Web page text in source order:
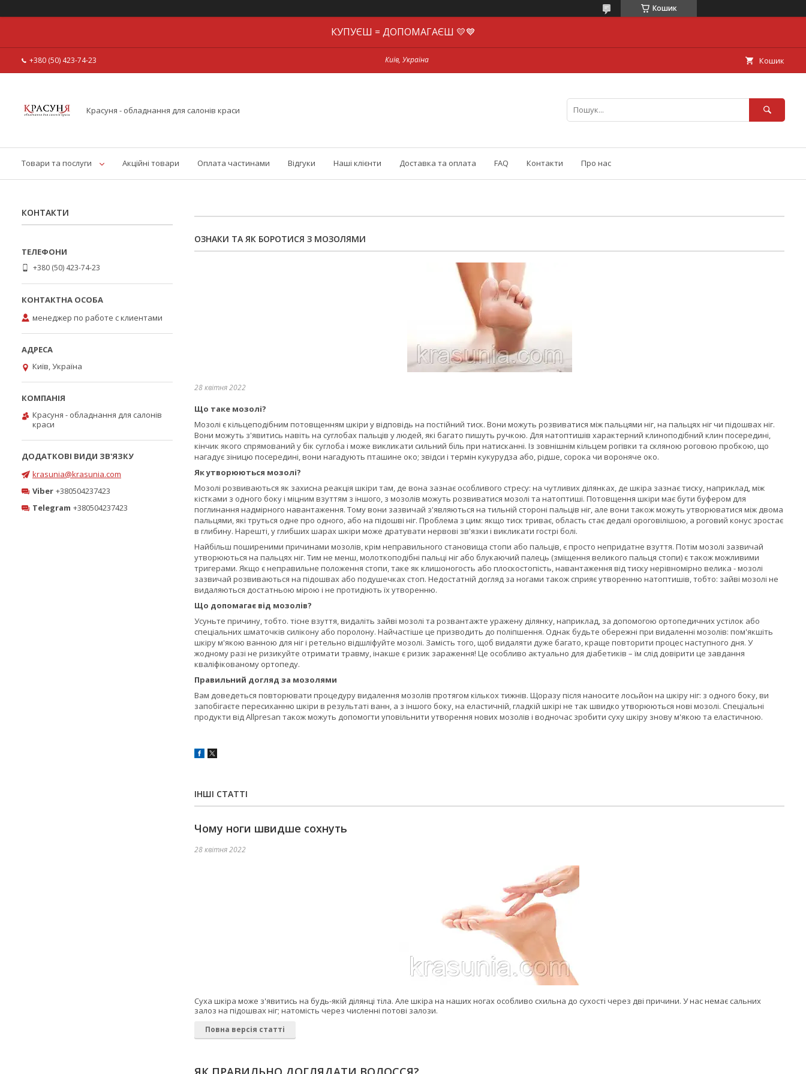
Кошик
КУПУЄШ = ДОПОМАГАЄШ 💛💙
+380 (50) 423-74-23 Київ, Україна Кошик
Красуня - обладнання для салонів краси
Товари та послуги Акційні товари Оплата частинами Відгуки Наші клієнти Доставка та оплата FAQ Контакти Про нас
ОЗНАКИ ТА ЯК БОРОТИСЯ З МОЗОЛЯМИ
28 квітня 2022
Що таке мозолі?
Мозолі є кільцеподібним потовщенням шкіри у відповідь на постійний тиск. Вони можуть розвиватися між пальцями ніг, на пальцях ніг чи підошвах ніг.
Вони можуть з'явитись навіть на суглобах пальців у людей, які багато пишуть ручкою. Для натоптишів характерний клиноподібний клин посередині,
кінчик якого спрямований у бік суглоба і може викликати сильний біль при натисканні. Із зовнішнім кільцем рогівки та скляною роговою пробкою, що
нагадує зіницю посередині, вони нагадують пташине око; звідси і термін кукурудза або, рідше, сорока чи вороняче око.
Як утворюються мозолі?
Мозолі розвиваються як захисна реакція шкіри там, де вона зазнає особливого стресу: на чутливих ділянках, де шкіра зазнає тиску, наприклад, між
кістками з одного боку і міцним взуттям з іншого, з мозолів можуть розвиватися мозолі та натоптиші. Потовщення шкіри має бути буфером для
поглинання надмірного навантаження. Тому вони зазвичай з'являються на тильній стороні пальців ніг, але вони також можуть утворюватися між двома
пальцями, які труться одне про одного, або на підошві ніг. Проблема з цим: якщо тиск триває, область стає дедалі ороговілішою, а роговий конус зростає
в глибину. Нарешті, у глибших шарах шкіри може дратувати нервові зв'язки і викликати гострі болі.
Найбільш поширеними причинами мозолів, крім неправильного становища стопи або пальців, є просто непридатне взуття. Потім мозолі зазвичай
утворюються на пальцях ніг. Тим не менш, молоткоподібні пальці ніг або блукаючий палець (зміщення великого пальця стопи) є також можливими
тригерами. Якщо є неправильне положення стопи, таке як клишоногость або плоскостопість, навантаження від тиску нерівномірно велика - мозолі
зазвичай розвиваються на підошвах або подушечках стоп. Недостатній догляд за ногами також сприяє утворенню натоптишів, тобто: зайві мозолі не
видаляються достатньою мірою і не протидіють їх утворенню.
Що допомагає від мозолів?
Усуньте причину, тобто. тісне взуття, видаліть зайві мозолі та розвантажте уражену ділянку, наприклад, за допомогою ортопедичних устілок або
спеціальних шматочків силікону або поролону. Найчастіше це призводить до поліпшення. Однак будьте обережні при видаленні мозолів: пом'якшіть
шкіру м'якою ванною для ніг і ретельно відшліфуйте мозолі. Замість того, щоб видаляти дуже багато, краще повторити процес наступного дня. У
жодному разі не ризикуйте отримати травму, інакше є ризик зараження! Це особливо актуально для діабетиків – їм слід довірити це завдання
кваліфікованому ортопеду.
Правильний догляд за мозолями
Вам доведеться повторювати процедуру видалення мозолів протягом кількох тижнів. Щоразу після наносите лосьйон на шкіру ніг: з одного боку, ви
запобігаєте пересиханню шкіри в результаті ванн, а з іншого боку, на еластичній, гладкій шкірі не так швидко утворюються нові мозолі. Спеціальні
продукти від Allpresan також можуть допомогти уповільнити утворення нових мозолів і водночас зробити суху шкіру знову м'якою та еластичною.
ІНШІ СТАТТІ
Чому ноги швидше сохнуть
28 квітня 2022
Суха шкіра може з'явитись на будь-якій ділянці тіла. Але шкіра на наших ногах особливо схильна до сухості через дві причини. У нас немає сальних
залоз на підошвах ніг; натомість через численні потові залози.
Повна версія статті
КОНТАКТИ
+380 (50) 423-74-23
менеджер по работе с клиентами
Київ, Україна
Красуня - обладнання для салонів
краси
krasunia@krasunia.com
Viber +380504237423
Telegram +380504237423